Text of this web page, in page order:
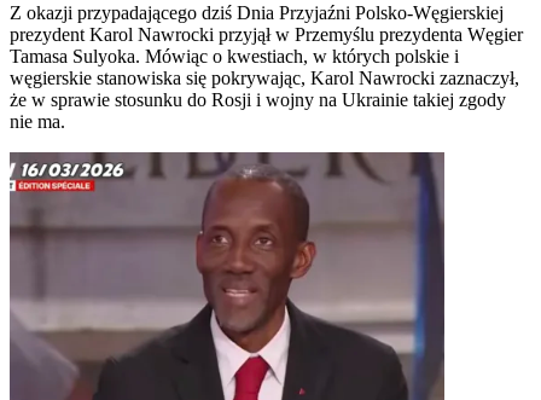
Z okazji przypadającego dziś Dnia Przyjaźni Polsko-Węgierskiej
prezydent Karol Nawrocki przyjął w Przemyślu prezydenta Węgier
Tamasa Sulyoka. Mówiąc o kwestiach, w których polskie i
węgierskie stanowiska się pokrywając, Karol Nawrocki zaznaczył,
że w sprawie stosunku do Rosji i wojny na Ukrainie takiej zgody
nie ma.